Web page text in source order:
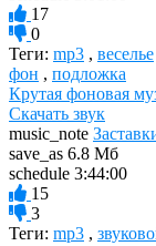
17
0
Теги: mp3 , веселье
фон , подложка
Крутая фоновая
Скачать звук
music_note
save_as 6.8 Мб
schedule 3:44:00
15
3
Теги: mp3 ,